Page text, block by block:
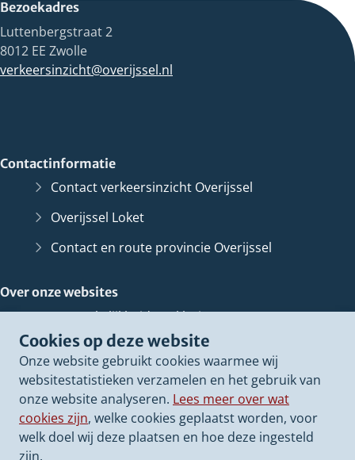
Cookies op deze website
Onze website gebruikt cookies waarmee wij
websitestatistieken verzamelen en het gebruik van
onze website analyseren. Lees meer over wat
cookies zijn, welke cookies geplaatst worden, voor
welk doel wij deze plaatsen en hoe deze ingesteld
zijn.
Bezoekadres
Luttenbergstraat 2
8012 EE Zwolle
verkeersinzicht@overijssel.nl
Contactinformatie
Contact verkeersinzicht Overijssel
Overijssel Loket
Contact en route provincie Overijssel
Over onze websites
Toegankelijkheidsverklaring
Bescherming persoonsgegevens
Informatiebeveiliging
Cookies op onze websites
Archief van dezewebsite
(Verwijst